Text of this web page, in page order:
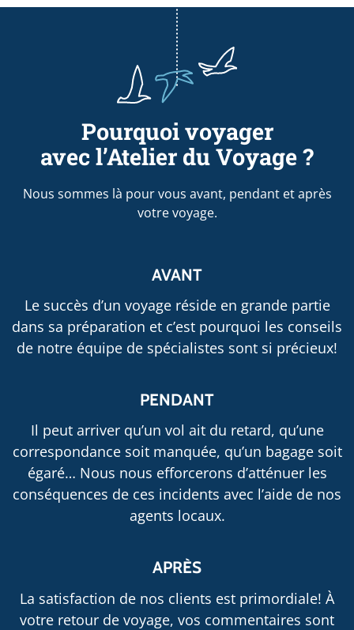
Pourquoi voyager
avec l’Atelier du Voyage ?
Nous sommes là pour vous avant, pendant et après
votre voyage.
AVANT
Le succès d’un voyage réside en grande partie
dans sa préparation et c’est pourquoi les conseils
de notre équipe de spécialistes sont si précieux!
PENDANT
Il peut arriver qu’un vol ait du retard, qu’une
correspondance soit manquée, qu’un bagage soit
égaré… Nous nous efforcerons d’atténuer les
conséquences de ces incidents avec l’aide de nos
agents locaux.
APRÈS
La satisfaction de nos clients est primordiale! À
votre retour de voyage, vos commentaires sont